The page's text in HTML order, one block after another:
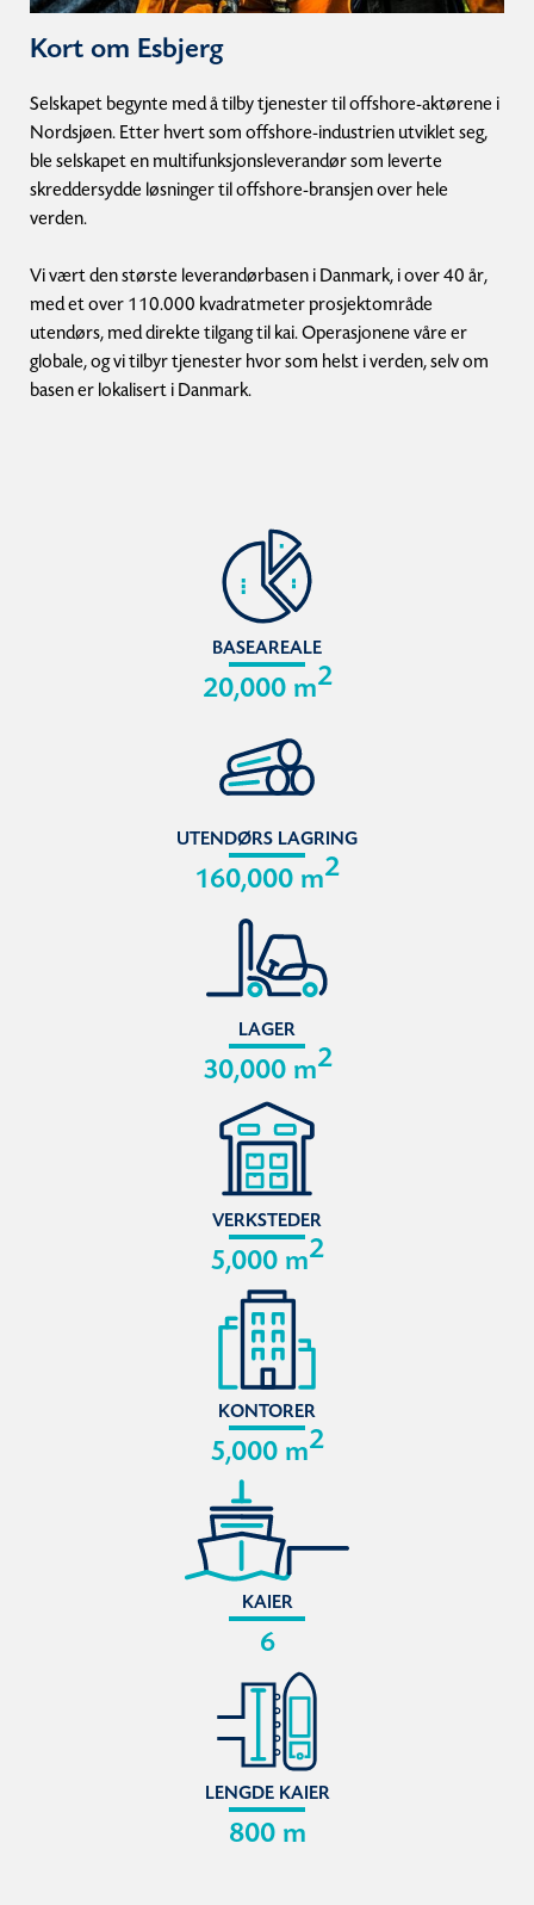
Kort om Esbjerg
Selskapet begynte med å tilby tjenester til offshore-aktørene i
Nordsjøen. Etter hvert som offshore-industrien utviklet seg,
ble selskapet en multifunksjonsleverandør som leverte
skreddersydde løsninger til offshore-bransjen over hele
verden.
Vi vært den største leverandørbasen i Danmark, i over 40 år,
med et over 110.000 kvadratmeter prosjektområde
utendørs, med direkte tilgang til kai. Operasjonene våre er
globale, og vi tilbyr tjenester hvor som helst i verden, selv om
basen er lokalisert i Danmark.
BASEAREALE
20,000 m2
UTENDØRS LAGRING
160,000 m2
LAGER
30,000 m2
VERKSTEDER
5,000 m2
KONTORER
5,000 m2
KAIER
6
LENGDE KAIER
800 m